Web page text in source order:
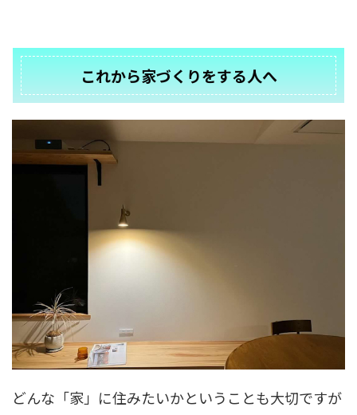
これから家づくりをする人へ
どんな「家」に住みたいかということも大切ですが